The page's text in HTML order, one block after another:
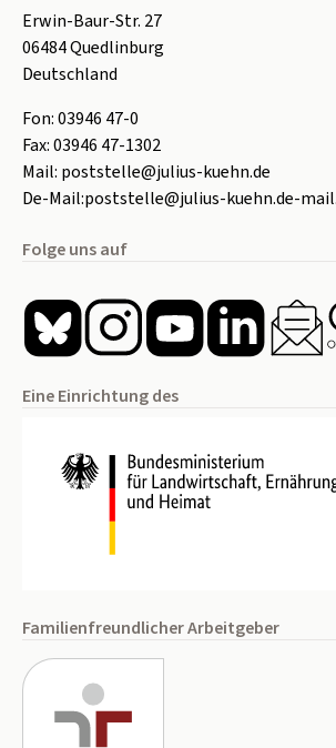
Erwin-Baur-Str. 27
06484Quedlinburg
Deutschland
Fon:03946 47-0
Fax:03946 47-1302
Mail: poststelle@julius-kuehn.de
De-Mail:poststelle@julius-kuehn.de-
Folge uns auf
Eine Einrichtung des
Familienfreundlicher Arbeitgeber